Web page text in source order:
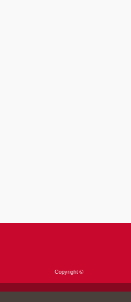
Copyright ©